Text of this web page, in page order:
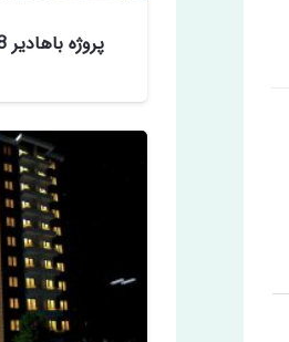
پروژه باهادیر 148 پندیک BAHADIR148